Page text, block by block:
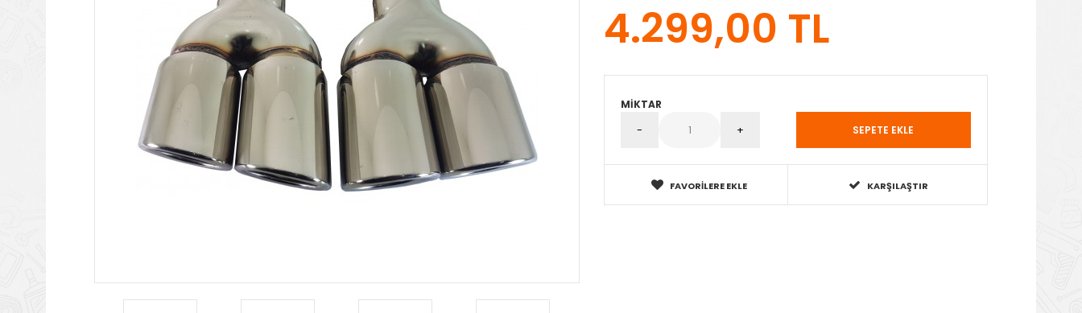
4.299,00 TL
MIKTAR
FAVORILERE EKLE KARŞILAŞTIR